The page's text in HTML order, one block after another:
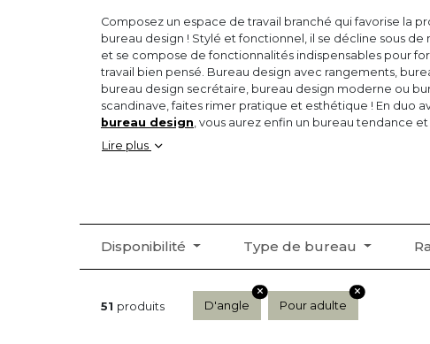
Composez un espace de travail branché qui favorise la
bureau design ! Stylé et fonctionnel, il se décline sous
et se compose de fonctionnalités indispensables pour
travail bien pensé. Bureau design avec rangements,
bureau design secrétaire, bureau design moderne ou
scandinave, faites rimer pratique et esthétique ! En duo
bureau design, vous aurez enfin un bureau tendance
aimerez prendre place !
Lire plus
Disponibilité Type de bureau
51 produits D'angle Pour adulte